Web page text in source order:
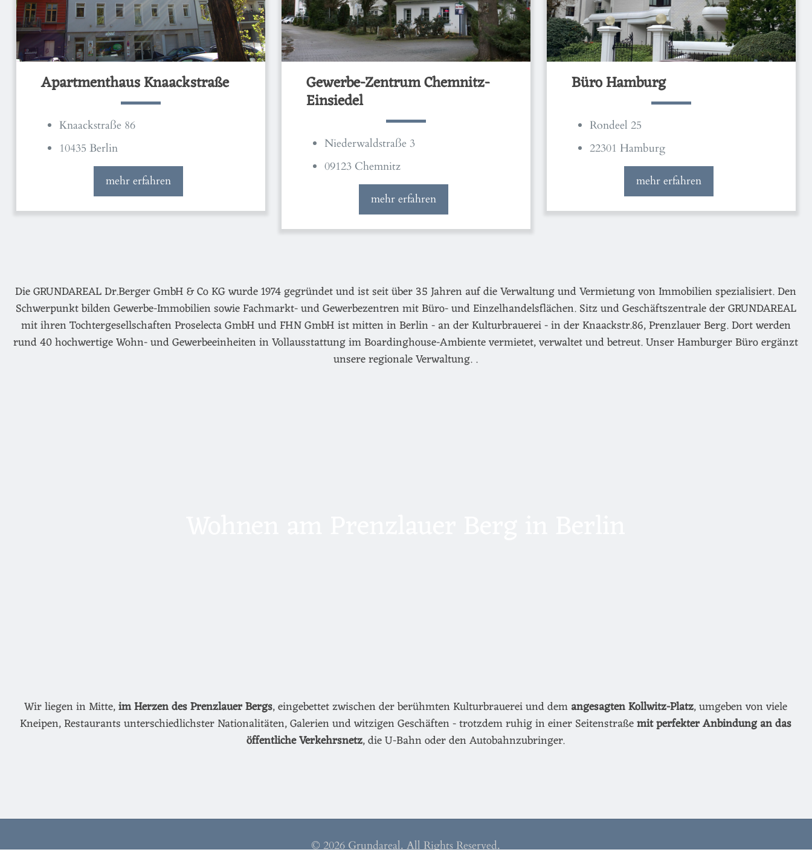
Apartmenthaus Knaackstraße
Knaackstraße 86
10435 Berlin
mehr erfahren
Gewerbe-Zentrum Chemnitz-
Einsiedel
Niederwaldstraße 3
09123 Chemnitz
mehr erfahren
Büro Hamburg
Rondeel 25
22301 Hamburg
mehr erfahren
Die GRUNDAREAL Dr.Berger GmbH & Co KG wurde 1974 gegründet und ist seit über 35 Jahren auf die Verwaltung und Vermietung von Immobilien spezialisiert. Den
Schwerpunkt bilden Gewerbe-Immobilien sowie Fachmarkt- und Gewerbezentren mit Büro- und Einzelhandelsflächen. Sitz und Geschäftszentrale der GRUNDAREAL
mit ihren Tochtergesellschaften Proselecta GmbH und FHN GmbH ist mitten in Berlin - an der Kulturbrauerei - in der Knaackstr.86, Prenzlauer Berg. Dort werden
rund 40 hochwertige Wohn- und Gewerbeeinheiten in Vollausstattung im Boardinghouse-Ambiente vermietet, verwaltet und betreut. Unser Hamburger Büro ergänzt
unsere regionale Verwaltung. .
Wir liegen in Mitte,im Herzen des Prenzlauer Bergs, eingebettet zwischen der berühmten Kulturbrauerei und demangesagten Kollwitz-Platz, umgeben von viele
Kneipen, Restaurants unterschiedlichster Nationalitäten, Galerien und witzigen Geschäften - trotzdem ruhig in einer Seitenstraßemit perfekter Anbindung an das
öffentliche Verkehrsnetz, die U-Bahn oder den Autobahnzubringer.
© 2026 Grundareal. All Rights Reserved.